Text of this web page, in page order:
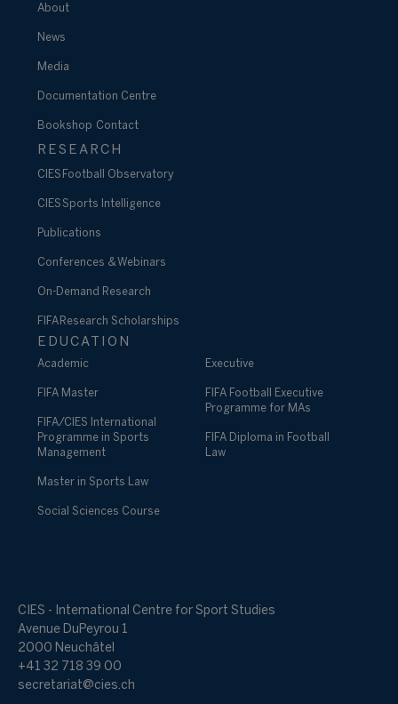
About
News
Media
Documentation Centre
Bookshop Contact
RESEARCH
CIES Football Observatory
CIES Sports Intelligence
Publications
Conferences & Webinars
On-Demand Research
FIFA Research Scholarships
EDUCATION
Academic
FIFA Master
FIFA/CIES International
Programme in Sports
Management
Master in Sports Law
Social Sciences Course
Executive
FIFA Football Executive
Programme for MAs
FIFA Diploma in Football
Law
CIES - International Centre for Sport Studies
Avenue DuPeyrou 1
2000 Neuchâtel
+41 32 718 39 00
secretariat@cies.ch